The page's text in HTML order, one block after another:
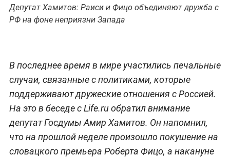
Депутат Хамитов: Раиси и Фицо объединяют дружба с
РФ на фоне неприязни Запада
В последнее время в мире участились печальные
случаи, связанные с политиками, которые
поддерживают дружеские отношения с Россией.
На это в беседе с Life.ru обратил внимание
депутат Госдумы Амир Хамитов. Он напомнил,
что на прошлой неделе произошло покушение на
словацкого премьера Роберта Фицо, а накануне